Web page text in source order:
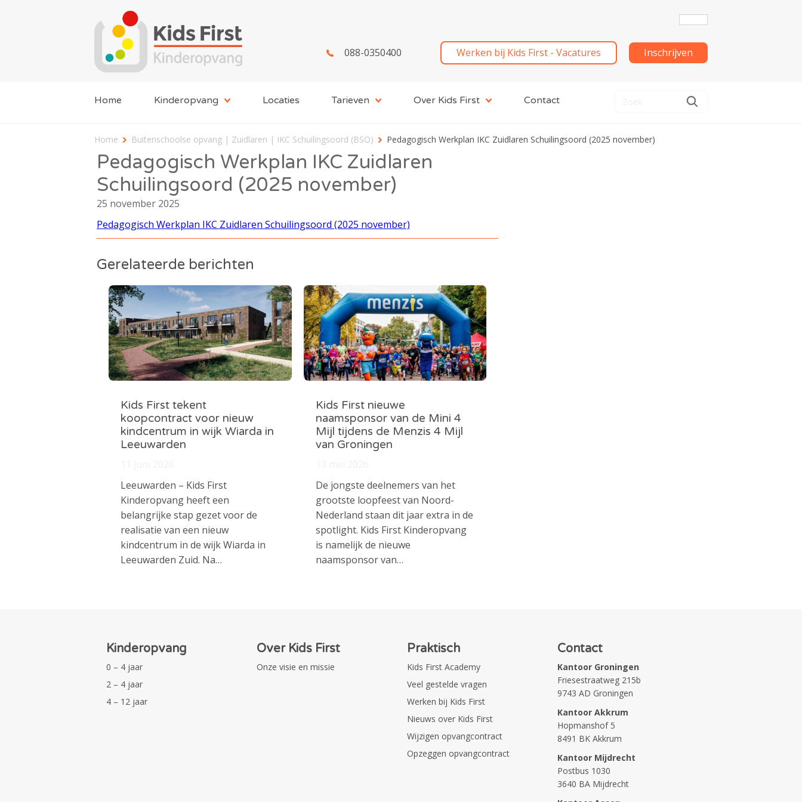
088-0350400 Werken bij Kids First - Vacatures Inschrijven
Home Kinderopvang Locaties Tarieven Over Kids First Contact
Home Buitenschoolse opvang | Zuidlaren | IKC Schuilingsoord (BSO) Pedagogisch Werkplan IKC Zuidlaren Schuilingsoord (2025 november)
Pedagogisch Werkplan IKC Zuidlaren
Schuilingsoord (2025 november)
25 november 2025
Pedagogisch Werkplan IKC Zuidlaren Schuilingsoord (2025 november)
Gerelateerde berichten
Kids First tekent
koopcontract voor nieuw
kindcentrum in wijk Wiarda in
Leeuwarden
Leeuwarden – Kids First
Kinderopvang heeft een
belangrijke stap gezet voor de
realisatie van een nieuw
kindcentrum in de wijk Wiarda in
Leeuwarden Zuid. Na…
Kids First nieuwe
naamsponsor van de Mini 4
Mijl tijdens de Menzis 4 Mijl
van Groningen
De jongste deelnemers van het
grootste loopfeest van Noord-
Nederland staan dit jaar extra in de
spotlight. Kids First Kinderopvang
is namelijk de nieuwe
naamsponsor van…
Kinderopvang
0 – 4 jaar
2 – 4 jaar
4 – 12 jaar
Over Kids First
Onze visie en missie
Praktisch
Kids First Academy
Veel gestelde vragen
Werken bij Kids First
Nieuws over Kids First
Wijzigen opvangcontract
Opzeggen opvangcontract
Contact
Kantoor Groningen
Friesestraatweg 215b
9743 AD Groningen
Kantoor Akkrum
Hopmanshof 5
8491 BK Akkrum
Kantoor Mijdrecht
Postbus 1030
3640 BA Mijdrecht